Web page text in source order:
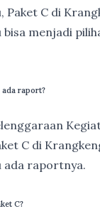
Paket C di
bisa menjadi
ada raport?
C di
ada raportnya.
C?